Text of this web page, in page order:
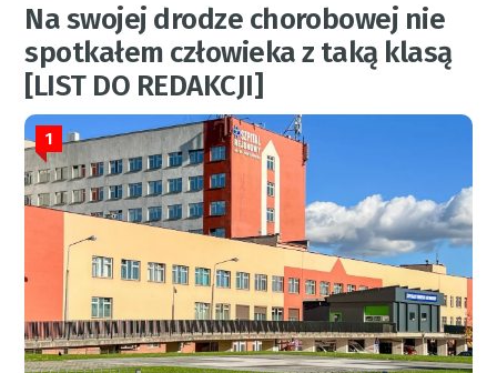
Na swojej drodze chorobowej nie
spotkałem człowieka z taką klasą
[LIST DO REDAKCJI]
1